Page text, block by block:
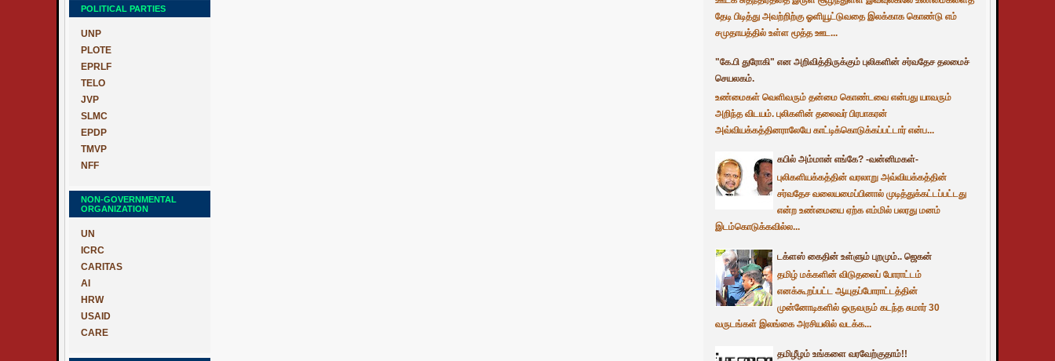
POLITICAL PARTIES
UNP
PLOTE
EPRLF
TELO
JVP
SLMC
EPDP
TMVP
NFF
NON-GOVERNMENTAL
ORGANIZATION
UN
ICRC
CARITAS
AI
HRW
USAID
CARE
தேடி பிடித்து அவற்றிற்கு ஓளியூட்டுவதை இலக்காக கொண்டு எம்
சமுதாயத்தில் உள்ள மூத்த ஊட...
"கே.பி துரோகி" என அறிவித்திருக்கும் புலிகளின் சர்வதேச தலமைச்
செயலகம்.
உண்மைகள் வெளிவரும் தன்மை கொண்டவை என்பது யாவரும்
அறிந்த விடயம். புலிகளின் தலைவர் பிரபாகரன்
அவ்வியக்கத்தினராலேயே காட்டிக்கொடுக்கப்பட்டார் என்ப...
கபில் அம்மான் எங்கே? -வன்னிமகள்-
புலிகளியக்கத்தின் வரலாறு அவ்வியக்கத்தின்
சர்வதேச வலையமைப்பினால் முடித்துக்கட்டப்பட்டது
என்ற உண்மையை ஏற்க எம்மில் பலரது மனம்
இடம்கொடுக்கவில்ல...
டக்ளஸ் கைதின் உள்ளும் புறமும்.. ஜெகன்
தமிழ் மக்களின் விடுதலைப் போராட்டம்
எனக்கூறப்பட்ட ஆயுதப்போராட்டத்தின்
முன்னோடிகளில் ஒருவரும் கடந்த சுமார் 30
வருடங்கள் இலங்கை அரசியலில் வடக்க...
தமிழீழம் உங்களை வரவேற்குதாம்!!